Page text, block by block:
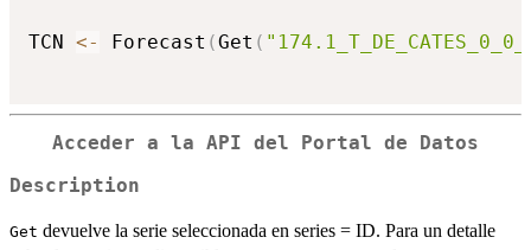
TCN <- Forecast (Get (
Acceder a la API del Portal de Datos
Description
Get devuelve la serie seleccionada en series = ID. Para un detalle